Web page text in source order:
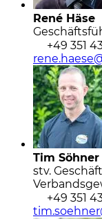
René Häse
+49 351
Tim Söhner
stv.
+49 351